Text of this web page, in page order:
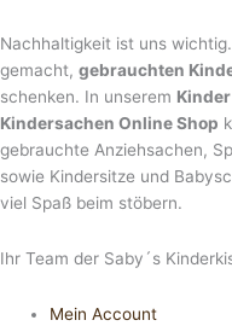
Nachhaltigkeit ist uns
gemacht, gebrauchten
schenken. In unserem
Kindersachen Online Shop
gebrauchte Anziehsachen,
sowie Kindersitze und
viel Spaß beim stöbern.
Ihr Team der Saby´s
Mein Account